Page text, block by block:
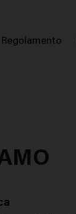
Regolamento